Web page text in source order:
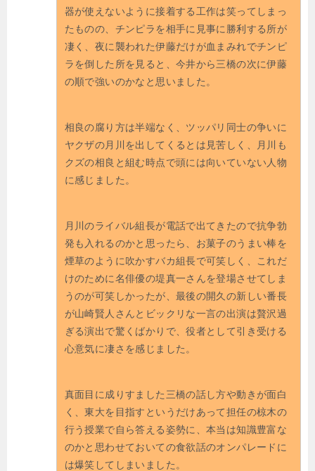
器が使えないように接着する工作は笑ってしまっ
たものの、チンピラを相手に見事に勝利する所が
凄く、夜に襲われた伊藤だけが血まみれでチンピ
ラを倒した所を見ると、今井から三橋の次に伊藤
の順で強いのかなと思いました。
相良の腐り方は半端なく、ツッパリ同士の争いに
ヤクザの月川を出してくるとは見苦しく、月川も
クズの相良と組む時点で頭には向いていない人物
に感じました。
月川のライバル組長が電話で出てきたので抗争勃
発も入れるのかと思ったら、お菓子のうまい棒を
煙草のように吹かすバカ組長で可笑しく、これだ
けのために名俳優の堤真一さんを登場させてしま
うのが可笑しかったが、最後の開久の新しい番長
が山崎賢人さんとビックリな一言の出演は贅沢過
ぎる演出で驚くばかりで、役者として引き受ける
心意気に凄さを感じました。
真面目に成りすました三橋の話し方や動きが面白
く、東大を目指すというだけあって担任の椋木の
行う授業で自ら答える姿勢に、本当は知識豊富な
のかと思わせておいての食欲話のオンパレードに
は爆笑してしまいました。